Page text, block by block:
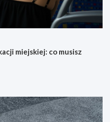
miejskiej: co musisz